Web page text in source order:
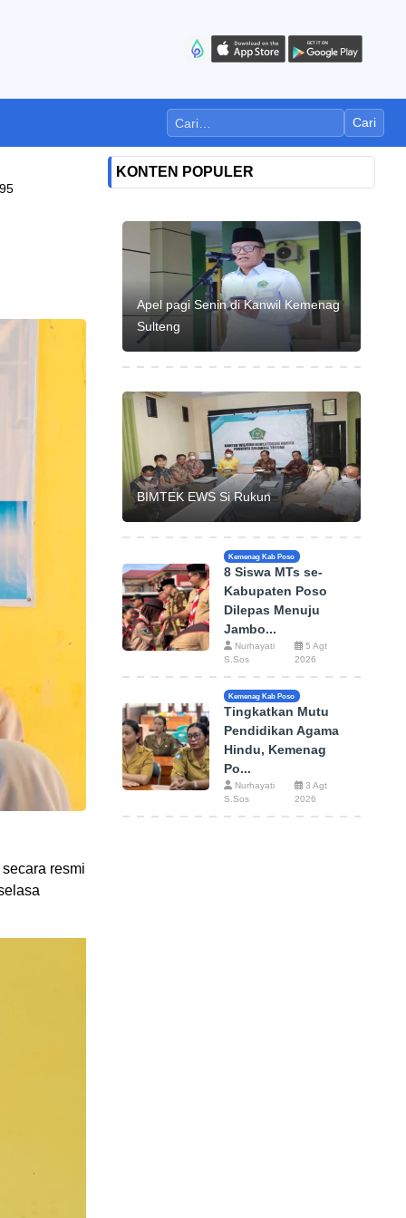
Cari
resmi
KONTEN POPULER
Apel pagi Senin di Kanwil Kemenag
Sulteng
BIMTEK EWS Si Rukun
Kemenag Kab Poso
8 Siswa MTs se-
Kabupaten Poso
Dilepas Menuju
Jambo...
Nurhayati
S.Sos
5 Agt
2026
Kemenag Kab Poso
Tingkatkan Mutu
Pendidikan Agama
Hindu, Kemenag
Po...
Nurhayati
S.Sos
3 Agt
2026